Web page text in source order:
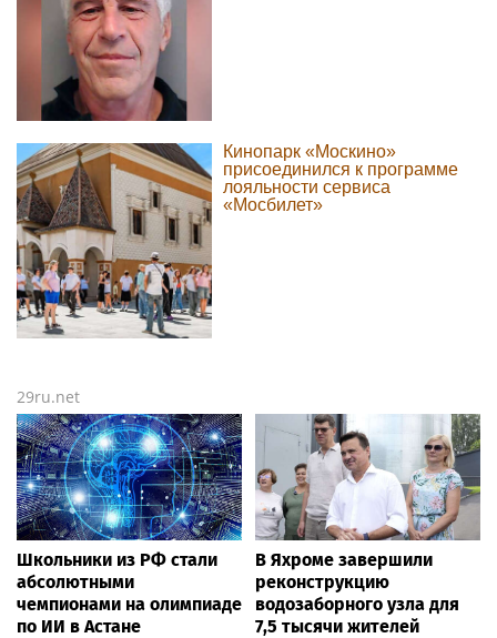
Кинопарк «Москино»
присоединился к программе
лояльности сервиса
«Мосбилет»
29ru.net
Школьники из РФ стали
абсолютными
чемпионами на олимпиаде
по ИИ в Астане
В Яхроме завершили
реконструкцию
водозаборного узла для
7,5 тысячи жителей